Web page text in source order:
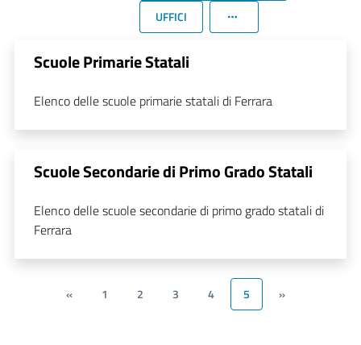
UFFICI
Scuole Primarie Statali
Elenco delle scuole primarie statali di Ferrara
Scuole Secondarie di Primo Grado Statali
Elenco delle scuole secondarie di primo grado statali di
Ferrara
« 1 2 3 4 5 »